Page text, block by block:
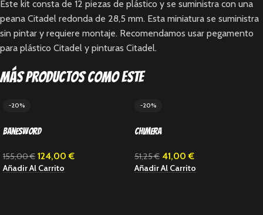
Este kit consta de 12 piezas de plástico y se suministra con una
peana Citadel redonda de 28,5 mm. Esta miniatura se suministra
sin pintar y requiere montaje. Recomendamos usar pegamento
para plástico Citadel y pinturas Citadel.
Más productos como este
-20%
Banesword
155,00€ 124,00€
Añadir Al Carrito
-20%
Chimera
51,25€ 41,00€
Añadir Al Carrito